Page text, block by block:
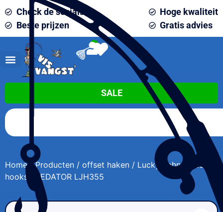
Check de socials
Beste prijzen
Hoge kwaliteit
Gratis advies
0
SALE
Home/Producten / offset haken / Lucky John Offset
hooks PREDATOR LJH355